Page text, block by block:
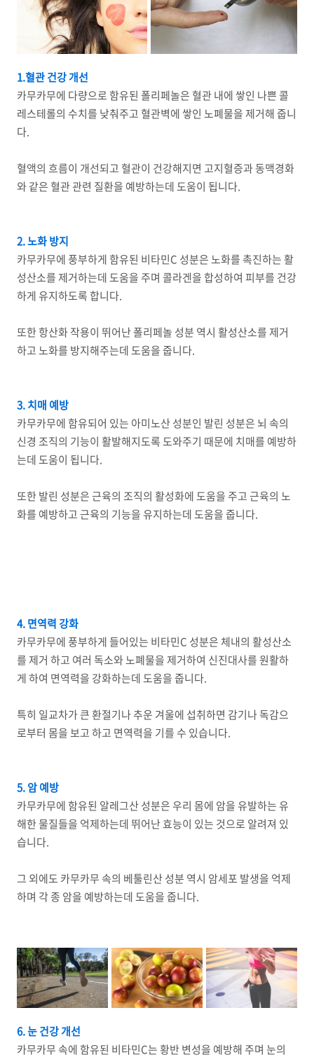
1.혈관 건강 개선
카무카무에 다량으로 함유된 폴리페놀은 혈관 내에 쌓인 나쁜 콜
레스테롤의 수치를 낮춰주고 혈관벽에 쌓인 노폐물을 제거해 줍니
다.
혈액의 흐름이 개선되고 혈관이 건강해지면 고지혈증과 동맥경화
와 같은 혈관 관련 질환을 예방하는데 도움이 됩니다.
2. 노화 방지
카무카무에 풍부하게 함유된 비타민C 성분은 노화를 촉진하는 활
성산소를 제거하는데 도움을 주며 콜라겐을 합성하여 피부를 건강
하게 유지하도록 합니다.
또한 항산화 작용이 뛰어난 폴리페놀 성분 역시 활성산소를 제거
하고 노화를 방지해주는데 도움을 줍니다.
3. 치매 예방
카무카무에 함유되어 있는 아미노산 성분인 발린 성분은 뇌 속의
신경 조직의 기능이 활발해지도록 도와주기 때문에 치매를 예방하
는데 도움이 됩니다.
또한 발린 성분은 근육의 조직의 활성화에 도움을 주고 근육의 노
화를 예방하고 근육의 기능을 유지하는데 도움을 줍니다.
4. 면역력 강화
카무카무에 풍부하게 들어있는 비타민C 성분은 체내의 활성산소
를 제거 하고 여러 독소와 노폐물을 제거하여 신진대사를 원활하
게 하여 면역력을 강화하는데 도움을 줍니다.
특히 일교차가 큰 환절기나 추운 겨울에 섭취하면 감기나 독감으
로부터 몸을 보고 하고 면역력을 기를 수 있습니다.
5. 암 예방
카무카무에 함유된 알레그산 성분은 우리 몸에 암을 유발하는 유
해한 물질들을 억제하는데 뛰어난 효능이 있는 것으로 알려져 있
습니다.
그 외에도 카무카무 속의 베툴린산 성분 역시 암세포 발생을 억제
하며 각 종 암을 예방하는데 도움을 줍니다.
6. 눈 건강 개선
카무카무 속에 함유된 비타민C는 황반 변성을 예방해 주며 눈의